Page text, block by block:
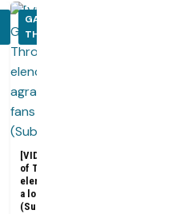
GAME OF
THRONES
[VIDEOS] Game
of Thrones: El
elenco agradece
a los fans
(Subtitulado)